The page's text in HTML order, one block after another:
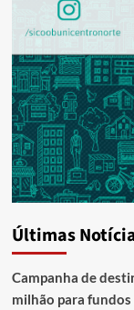
Últimas
Campanha de
milhão para